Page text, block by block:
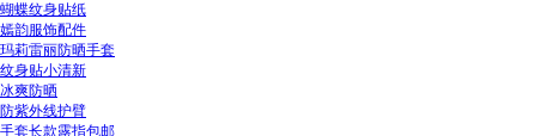
蝴蝶纹身贴纸
嫣韵服饰配件
玛莉雷丽防晒手套
纹身贴小清新
冰爽防晒
防紫外线护臂
手套长款露指包邮